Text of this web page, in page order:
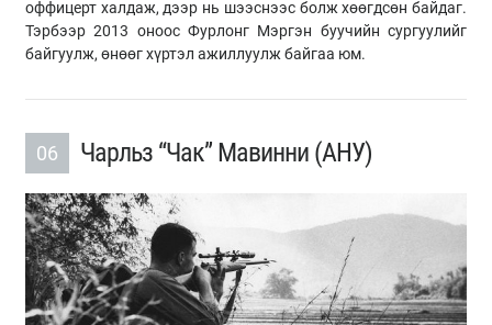
оффицерт халдаж, дээр нь шээснээс болж хөөгдсөн байдаг.
Тэрбээр 2013 оноос Фурлонг Мэргэн буучийн сургуулийг
байгуулж, өнөөг хүртэл ажиллуулж байгаа юм.
06 Чарльз “Чак” Мавинни (АНУ)